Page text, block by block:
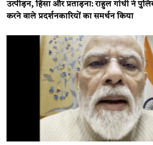
उत्पीड़न, हिंसा और प्रताड़ना: राहुल गांधी ने
करने वाले प्रदर्शनकारियों का समर्थन किया